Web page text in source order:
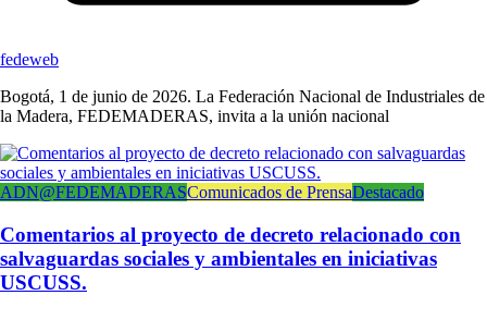
fedeweb
Bogotá, 1 de junio de 2026. La Federación Nacional de Industriales de
la Madera, FEDEMADERAS, invita a la unión nacional
ADN@FEDEMADERASComunicados de PrensaDestacado
Comentarios al proyecto de decreto relacionado con
salvaguardas sociales y ambientales en iniciativas
USCUSS.